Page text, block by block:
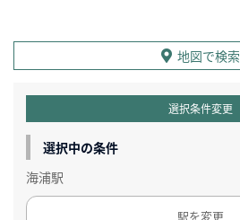
地図で検索
選択条件変更
選択中の条件
海浦駅
駅を変更